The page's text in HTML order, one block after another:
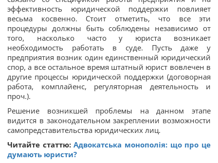
эффективность юридической поддержки повлияет
весьма косвенно. Стоит отметить, что все эти
процедуры должны быть соблюдены независимо от
того, насколько часто у юриста возникает
необходимость работать в суде. Пусть даже у
предприятия возник один единственный юридический
спор, а все остальное время штатный юрист вовлечен в
другие процессы юридической поддержки (договорная
работа, комплайенс, регуляторная деятельность и
проч.).
Решение возникшей проблемы на данном этапе
видится в законодательном закреплении возможности
самопредставительства юридических лиц.
Читайте статтю:Адвокатська монополія: що про це
думають юристи?